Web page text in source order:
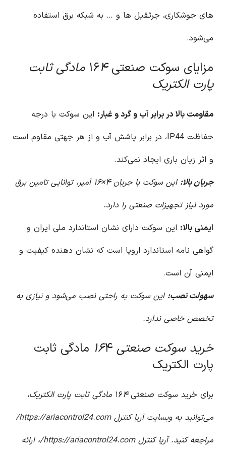
های جوشکاری، جرثقیل ها و … به شبکه برق استفاده
می‌شود.
مزایای سوکت صنعتی ۱۶
۴ مادگی ثابت
پارت الکتریک
مقاومت بالا در برابر آب و گرد و غبار: این سوکت با درجه
حفاظت IP44، در برابر پاشش آب و از هر جهتی مقاوم است
و اثر زیان باری ایجاد نمی‌کند.
جریان بالا:
این سوکت با جریان ۴×۱۶ آمپر، توانایی تامین برق
مورد نیاز تجهیزات صنعتی را دارد.
ایمنی بالا: این سوکت دارای نشان استاندارد ملی ایران و
گواهی نامه استاندارد اروپا است که نشان دهنده کیفیت و
ایمنی آن است.
سهولت نصب: این سوکت به راحتی نصب می‌شود و نیازی به
تخصص خاصی ندارد.
خرید سوکت صنعتی ۱۶
۴ مادگی ثابت
پارت الکتریک
برای خرید سوکت صنعتی ۱۶
۴ مادگی ثابت پارت الکتریک،
می‌توانید به وبسایت آریا کنترلhttps://ariacontrol24.com/
مراجعه کنید. آریا کنترلhttps://ariacontrol24.com/ ، ارائه